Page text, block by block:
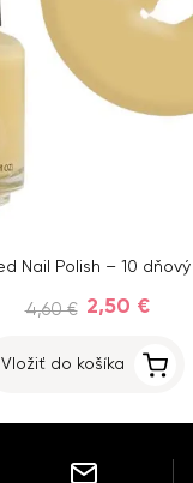
4,60 € 2,50 €
Vložiť do košíka